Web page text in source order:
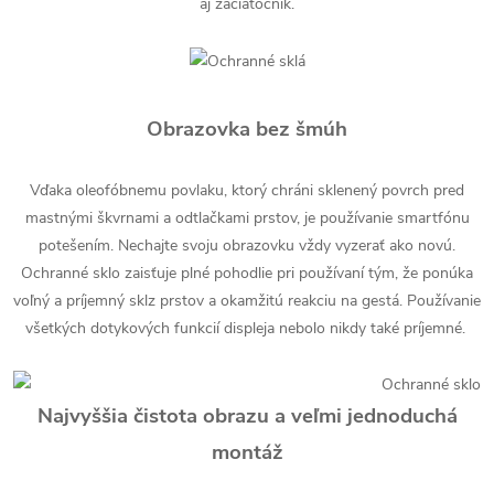
Obrazovka bez šmúh
Vďaka oleofóbnemu povlaku, ktorý chráni sklenený povrch pred
mastnými škvrnami a odtlačkami prstov, je používanie smartfónu
potešením. Nechajte svoju obrazovku vždy vyzerať ako novú.
Ochranné sklo zaisťuje plné pohodlie pri používaní tým, že ponúka
voľný a príjemný sklz prstov a okamžitú reakciu na gestá. Používanie
všetkých dotykových funkcií displeja nebolo nikdy také príjemné.
Najvyššia čistota obrazu a veľmi jednoduchá
montáž